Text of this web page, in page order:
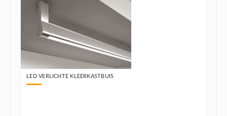
LED VERLICHTE KLEERKASTBUIS